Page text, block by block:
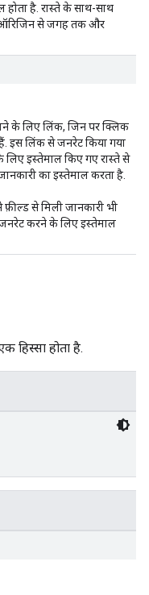
होता है. रास्ते के साथ-साथ
ऑरिजिन से जगह तक और
के लिए लिंक, जिन पर क्लिक
इस लिंक से जनरेट किया गया
लिए इस्तेमाल किए गए रास्ते से
का इस्तेमाल करता है.
से मिली जानकारी भी
जनरेट करने के लिए इस्तेमाल
हिस्सा होता है.